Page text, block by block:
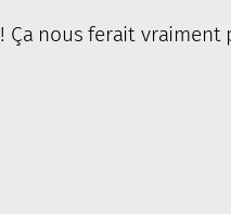
Ça nous ferait vraiment